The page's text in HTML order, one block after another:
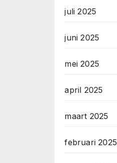
juli 2025
juni 2025
mei 2025
april 2025
maart 2025
februari 2025